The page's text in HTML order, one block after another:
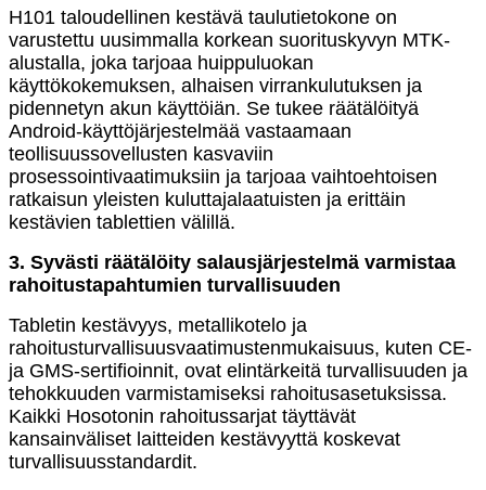
H101 taloudellinen kestävä taulutietokone on
varustettu uusimmalla korkean suorituskyvyn MTK-
alustalla, joka tarjoaa huippuluokan
käyttökokemuksen, alhaisen virrankulutuksen ja
pidennetyn akun käyttöiän. Se tukee räätälöityä
Android-käyttöjärjestelmää vastaamaan
teollisuussovellusten kasvaviin
prosessointivaatimuksiin ja tarjoaa vaihtoehtoisen
ratkaisun yleisten kuluttajalaatuisten ja erittäin
kestävien tablettien välillä.
3. Syvästi räätälöity salausjärjestelmä varmistaa
rahoitustapahtumien turvallisuuden
Tabletin kestävyys, metallikotelo ja
rahoitusturvallisuusvaatimustenmukaisuus, kuten CE-
ja GMS-sertifioinnit, ovat elintärkeitä turvallisuuden ja
tehokkuuden varmistamiseksi rahoitusasetuksissa.
Kaikki Hosotonin rahoitussarjat täyttävät
kansainväliset laitteiden kestävyyttä koskevat
turvallisuusstandardit.